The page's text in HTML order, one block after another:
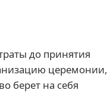
до принятия
церемонии,
берет на себя